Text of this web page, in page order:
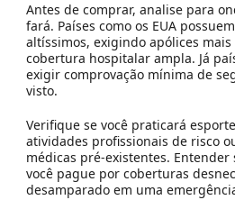
Antes de comprar, analise para
fará. Países como os EUA
altíssimos, exigindo apólices
cobertura hospitalar ampla. Já
exigir comprovação mínima de
visto.
Verifique se você praticará
atividades profissionais de risco
médicas pré-existentes.
você pague por coberturas
desamparado em uma